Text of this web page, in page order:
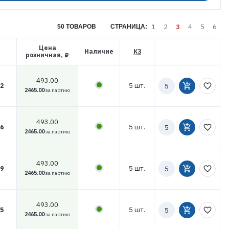
50 ТОВАРОВ СТРАНИЦА: 1 2 3 4 5 6
Цена
розничная, ₽
Наличие КЗ
493.00
2465.00за партию
5 шт.
Количество
к
add_shopping_cart favorite_border
493.00
2465.00за партию
5 шт.
Количество
к
add_shopping_cart favorite_border
493.00
2465.00за партию
5 шт.
Количество
к
add_shopping_cart favorite_border
493.00
2465.00за партию
5 шт.
Количество
к
add_shopping_cart favorite_border